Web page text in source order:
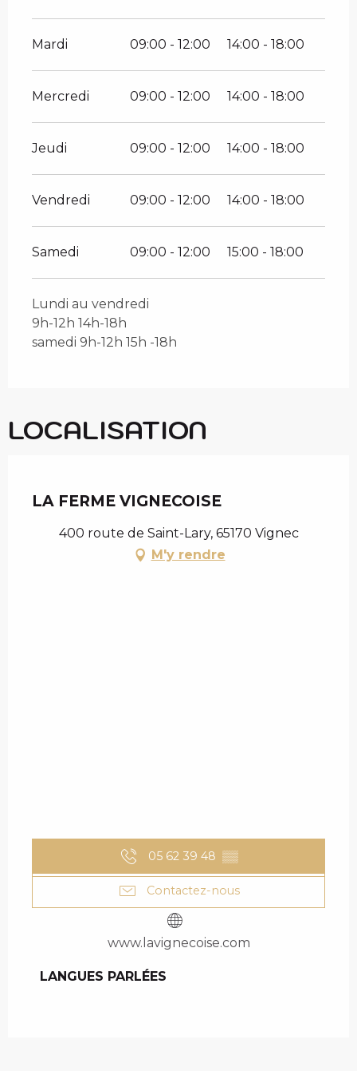
Mardi 09:00 - 12:00 14:00 - 18:00
Mercredi 09:00 - 12:00 14:00 - 18:00
Jeudi 09:00 - 12:00 14:00 - 18:00
Vendredi 09:00 - 12:00 14:00 - 18:00
Samedi 09:00 - 12:00 15:00 - 18:00
Lundi au vendredi
9h-12h 14h-18h
samedi 9h-12h 15h -18h
LOCALISATION
LA FERME VIGNECOISE
400 route de Saint-Lary, 65170 Vignec
M'y rendre
05 62 39 48 ▒▒
Contactez-nous
www.lavignecoise.com
LANGUES PARLÉES
LANGUES PARLÉES